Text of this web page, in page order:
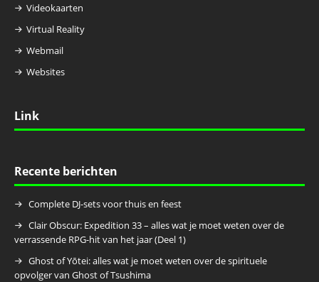
Videokaarten
Virtual Reality
Webmail
Websites
Link
Recente berichten
Complete DJ-sets voor thuis en feest
Clair Obscur: Expedition 33 – alles wat je moet weten over de
verrassende RPG-hit van het jaar (Deel 1)
Ghost of Yōtei: alles wat je moet weten over de spirituele
opvolger van Ghost of Tsushima